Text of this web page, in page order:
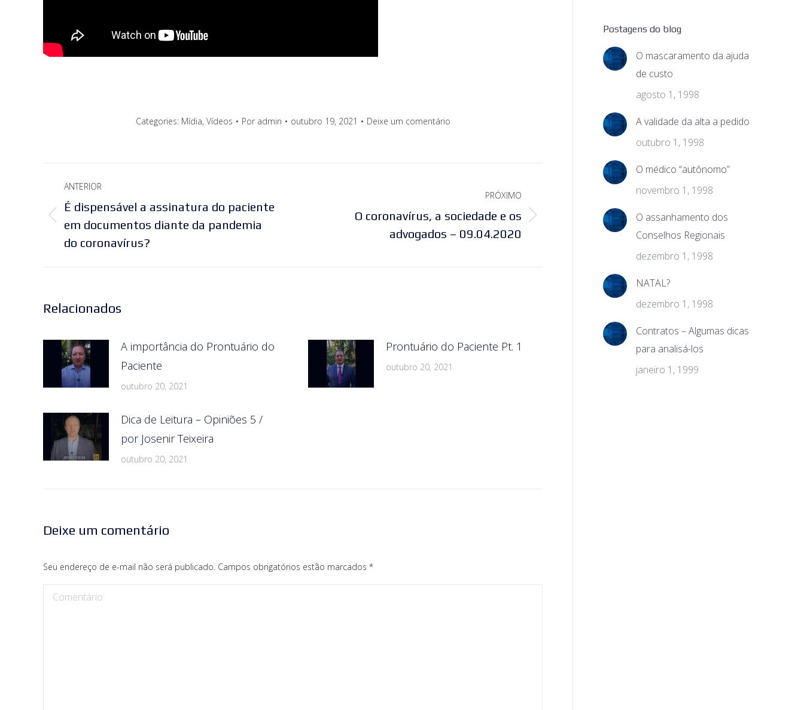
Categories: Mídia, Vídeos Por admin outubro 19, 2021 Deixe um comentário
post:
ANTERIOR
Post
anterior:
É dispensável a assinatura do paciente
em documentos diante da pandemia
do coronavírus?
PRÓXIMO
O coronavírus, a sociedade e os
advogados – 09.04.2020
Relacionados
A importância do Prontuário do
Paciente
outubro 20, 2021
Prontuário do Paciente Pt. 1
outubro 20, 2021
Dica de Leitura – Opiniões 5 /
por Josenir Teixeira
outubro 20, 2021
Deixe um comentário
Seu endereço de e-mail não será publicado. Campos obrigatórios estão marcados *
Comentário
Postagens do blog
O mascaramento da ajuda
de custo
agosto 1, 1998
A validade da alta a pedido
outubro 1, 1998
O médico “autônomo”
novembro 1, 1998
O assanhamento dos
Conselhos Regionais
dezembro 1, 1998
NATAL?
dezembro 1, 1998
Contratos – Algumas dicas
para analisá-los
janeiro 1, 1999